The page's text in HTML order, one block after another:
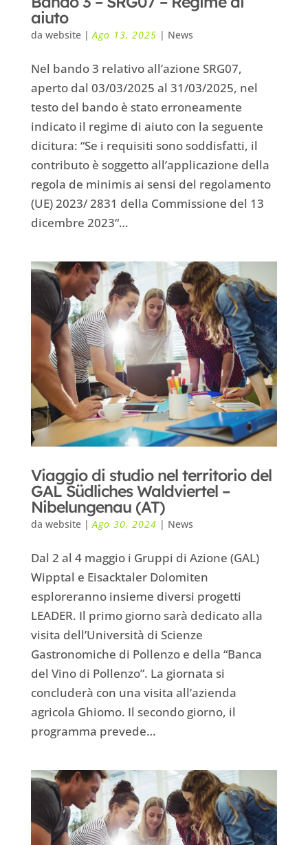
aiuto
da website|Ago 13, 2025 | News
Nel bando 3 relativo all’azione SRG07,
aperto dal 03/03/2025 al 31/03/2025, nel
testo del bando è stato erroneamente
indicato il regime di aiuto con la seguente
dicitura: “Se i requisiti sono soddisfatti, il
contributo è soggetto all’applicazione della
regola de minimis ai sensi del regolamento
(UE) 2023/ 2831 della Commissione del 13
dicembre 2023“…
Viaggio di studio nel territorio del
GAL Südliches Waldviertel –
Nibelungenau (AT)
da website|Ago 30, 2024 | News
Dal 2 al 4 maggio i Gruppi di Azione (GAL)
Wipptal e Eisacktaler Dolomiten
esploreranno insieme diversi progetti
LEADER. Il primo giorno sarà dedicato alla
visita dell’Università di Scienze
Gastronomiche di Pollenzo e della “Banca
del Vino di Pollenzo”. La giornata si
concluderà con una visita all’azienda
agricola Ghiomo. Il secondo giorno, il
programma prevede…